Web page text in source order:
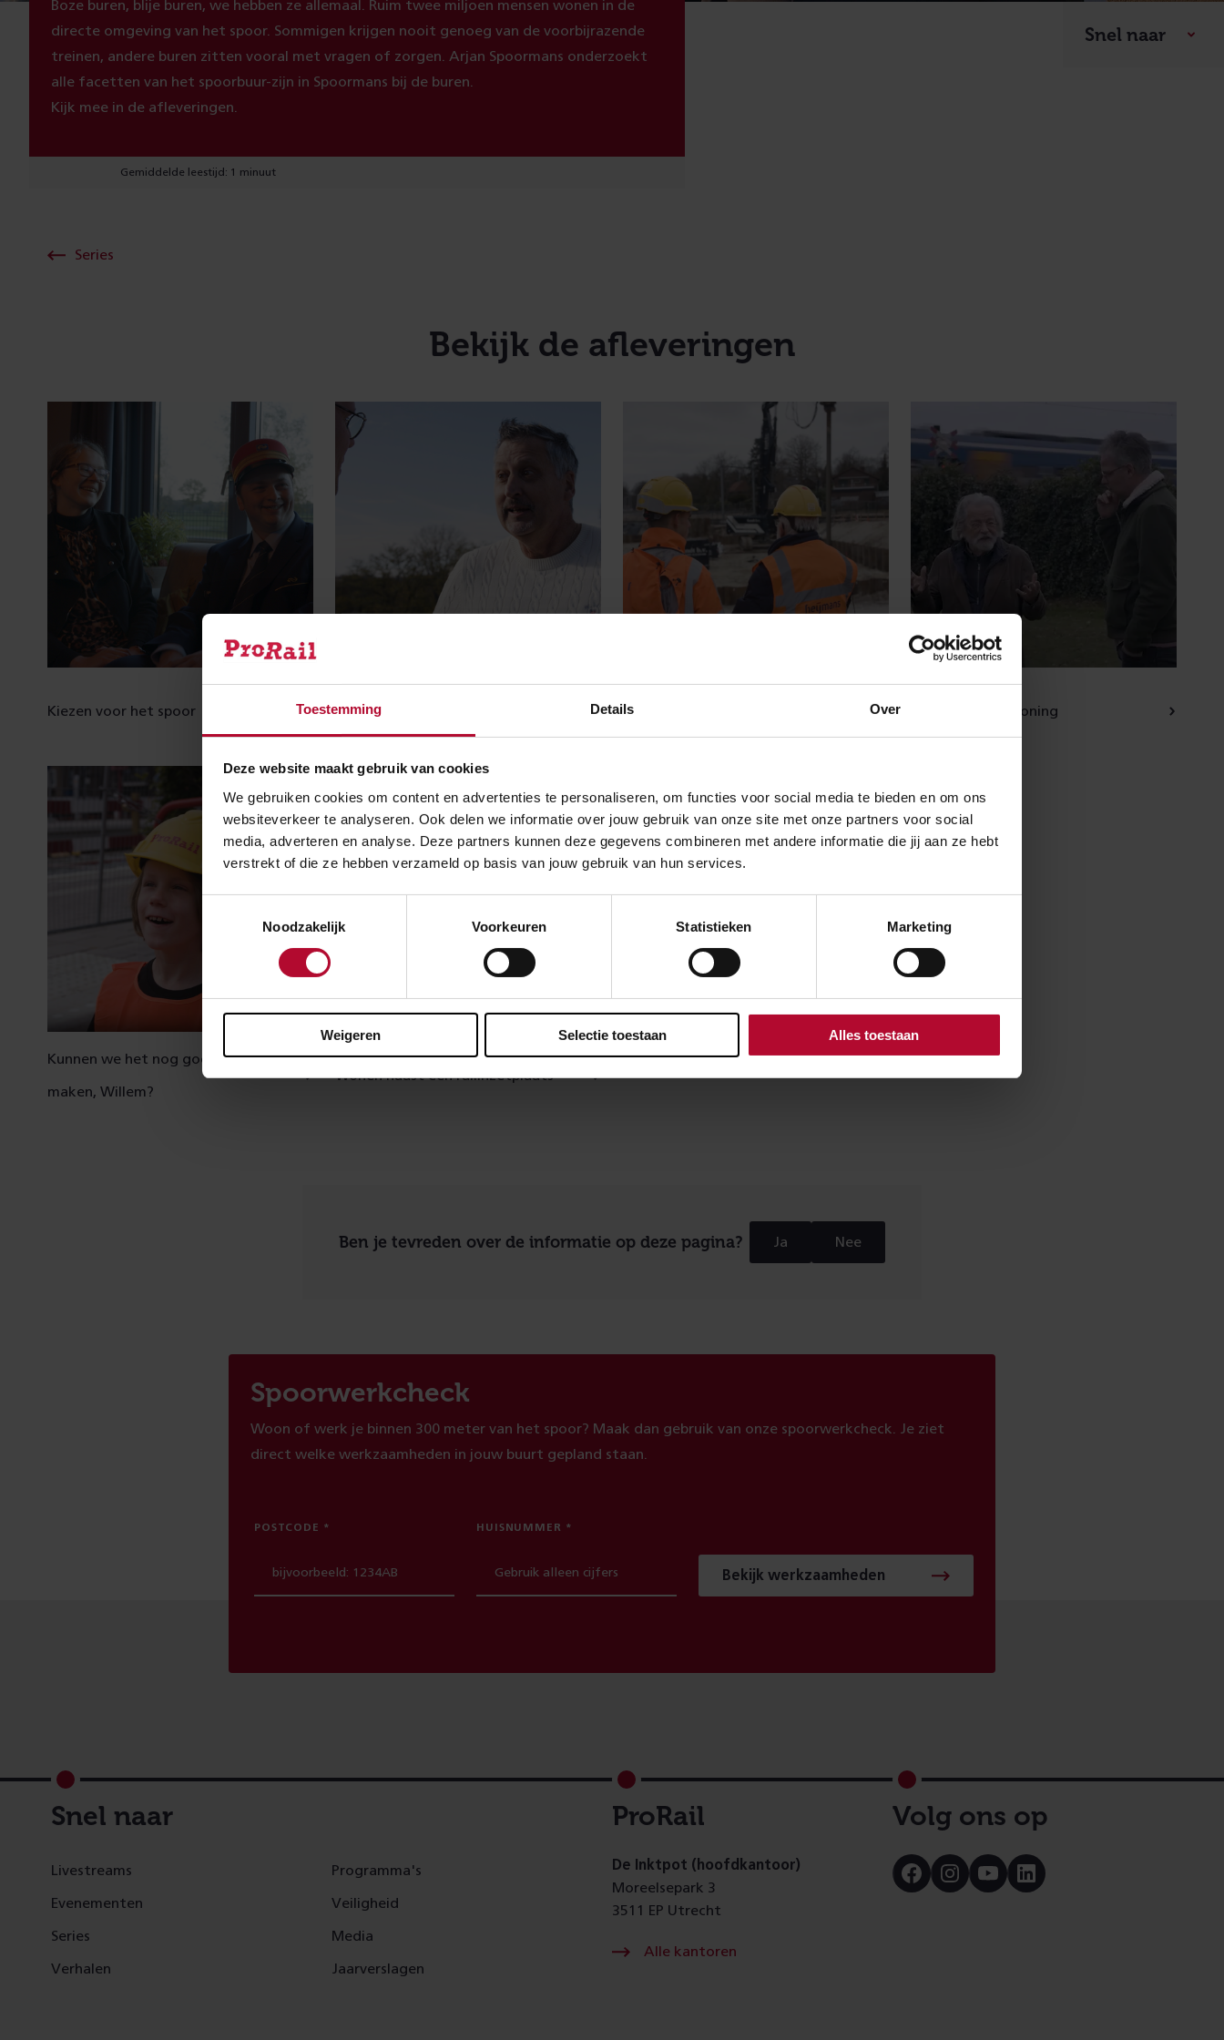
Toestemming Details Over
Deze website maakt gebruik van cookies
We gebruiken cookies om content en advertenties te personaliseren, om functies voor social media te bieden en om ons
websiteverkeer te analyseren. Ook delen we informatie over jouw gebruik van onze site met onze partners voor social
media, adverteren en analyse. Deze partners kunnen deze gegevens combineren met andere informatie die jij aan ze hebt
verstrekt of die ze hebben verzameld op basis van jouw gebruik van hun services.
Noodzakelijk
Voorkeuren Statistieken Marketing
Weigeren Selectie toestaan Alles toestaan
Boze buren, blije buren, we hebben ze allemaal. Ruim twee miljoen mensen wonen in de
directe omgeving van het spoor. Sommigen krijgen nooit genoeg van de voorbijrazende
treinen, andere buren zitten vooral met vragen of zorgen. Arjan Spoormans onderzoekt
alle facetten van het spoorbuur-zijn in Spoormans bij de buren.
Kijk mee in de afleveringen.
Gemiddelde leestijd: 1 minuut
Snel naar
Series
Bekijk de afleveringen
Kiezen voor het spoor Je kantoor op een bouwplaats Een markante woning
Kunnen we het nog goed met je
maken, Willem?
Wonen naast een railinzetplaats
Ben je tevreden over de informatie op deze pagina? Ja Nee
Spoorwerkcheck
Woon of werk je binnen 300 meter van het spoor? Maak dan gebruik van onze spoorwerkcheck. Je ziet
direct welke werkzaamheden in jouw buurt gepland staan.
POSTCODE HUISNUMMER
Bekijk werkzaamheden
Footer
Snel naar
Livestreams
Evenementen
Series
Verhalen
Programma's
Veiligheid
Media
Jaarverslagen
ProRail
De Inktpot (hoofdkantoor)
Moreelsepark 3
3511 EP Utrecht
Alle kantoren
Volg ons op
Bezoek
onze
Bezoek
onze
Bezoek
onze
Bezoek
onze